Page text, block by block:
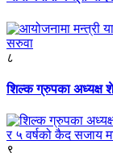
८
शिल्क ग्रुपका अध्यक्ष
९